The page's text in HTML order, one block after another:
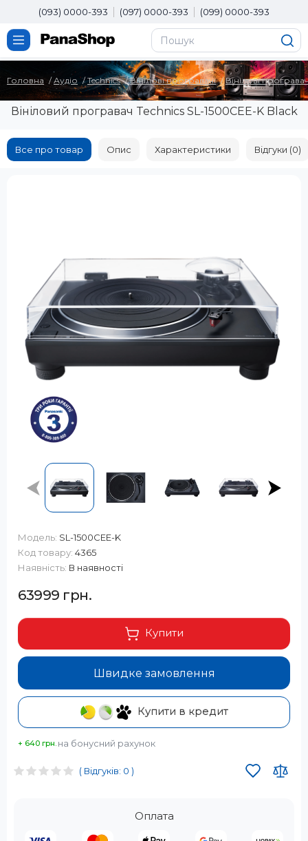
(093) 0000-393 (097) 0000-393 (099) 0000-393
Головна Аудіо Technics Вінілові програвачі Вінілові
Вініловий програвач Technics SL-1500CEE-K Black
Все про товар Опис Характеристики Відгуки (0)
( Відгуків: 0 )
Оплата
Модель: SL-1500CEE-K
Код товару: 4365
Наявність: В наявності
63999 грн.
Швидке замовлення
Купити
Купити в кредит
+ 640 грн. на бонусний рахунок